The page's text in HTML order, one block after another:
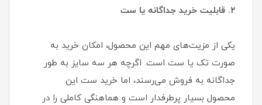
۲. قابلیت خرید جداگانه یا ست
یکی از مزیت‌های مهم این محصول، امکان خرید به
صورت تک یا ست است. اگرچه هر سه سایز به طور
جداگانه به فروش می‌رسند، اما خرید ست این
محصول بسیار پرطرفدار است و هماهنگی کاملی را در